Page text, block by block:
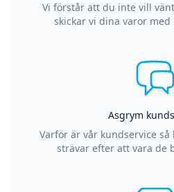
Vi förstår att du inte vill
skickar vi dina varor
Asgrym
Varför är vår kundservice så
strävar efter att vara de